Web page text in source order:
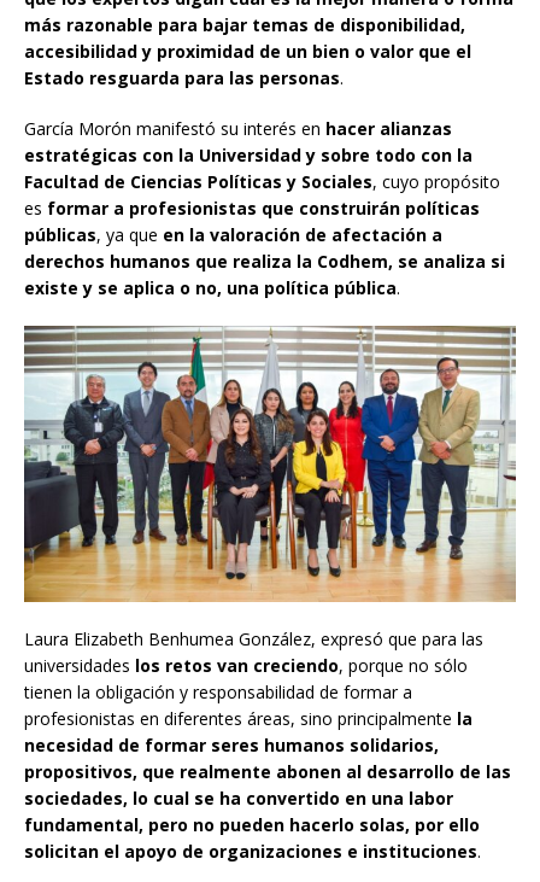
más razonable para bajar temas de disponibilidad,
accesibilidad y proximidad de un bien o valor que el
Estado resguarda para las personas.
García Morón manifestó su interés en hacer alianzas
estratégicas con la Universidad y sobre todo con la
Facultad de Ciencias Políticas y Sociales, cuyo propósito
es formar a profesionistas que construirán políticas
públicas, ya que en la valoración de afectación a
derechos humanos que realiza la Codhem, se analiza si
existe y se aplica o no, una política pública.
Laura Elizabeth Benhumea González, expresó que para las
universidades los retos van creciendo, porque no sólo
tienen la obligación y responsabilidad de formar a
profesionistas en diferentes áreas, sino principalmente la
necesidad de formar seres humanos solidarios,
propositivos, que realmente abonen al desarrollo de las
sociedades, lo cual se ha convertido en una labor
fundamental, pero no pueden hacerlo solas, por ello
solicitan el apoyo de organizaciones e instituciones.